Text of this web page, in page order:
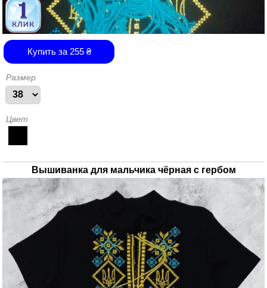
Купить за 255₴
Размер
Цвет
Вышиванка для мальчика чёрная с гербом